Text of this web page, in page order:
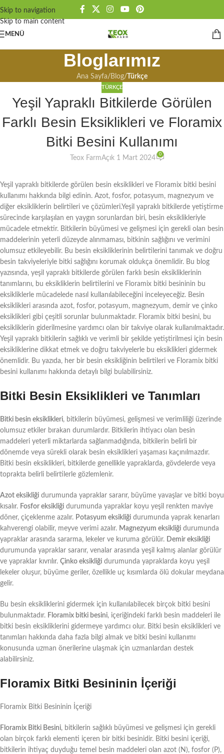
Skip to navigation
Skip to main content
MENÜ
Bloglarımız
Ana Sayfa/ Blog/ Türkçe
TÜRKÇE
Yeşil Yapraklı Bitkilerde Görülen
Farklı Besin Eksiklikleri ve Floramix
Bitki Besini Kullanımı
Teox FarmAçık 1 Mart 2024
0
Yeşil yapraklı bitkilerde görülen besin eksiklikleri ve Floramix bitki besini
kullanımı hakkında bilgi edinin. Azot, fosfor, potasyum, magnezyum ve
diğer eksikliklerin belirtileri ve çözümleri.Yeşil yapraklı bitkilerde yetiştirme
sürecinde karşılaşılan en yaygın sorunlardan biri, besin eksiklikleriyle
mücadele etmektir. Bitkilerin büyümesi ve gelişmesi için gerekli olan besin
maddelerinin yeterli düzeyde alınmaması, bitkinin sağlığını ve verimini
olumsuz etkileyebilir. Bu besin eksikliklerinin belirtilerini tanımak ve doğru
besin takviyeleriyle bitki sağlığını korumak oldukça önemlidir. Bu blog
yazısında, yeşil yapraklı bitkilerde görülen farklı besin eksikliklerinin
tanımlarını, bu eksikliklerin belirtilerini ve Floramix bitki besininin bu
eksikliklerle mücadelede nasıl kullanılabileceğini inceleyeceğiz. Besin
eksiklikleri arasında azot, fosfor, potasyum, magnezyum, demir ve çinko
eksiklikleri gibi çeşitli sorunlar bulunmaktadır. Floramix bitki besini, bu
eksikliklerin giderilmesine yardımcı olan bir takviye olarak kullanılmaktadır.
Yeşil yapraklı bitkilerin sağlıklı ve verimli bir şekilde yetiştirilmesi için besin
eksikliklerine dikkat etmek ve doğru takviyelerle bu eksiklikleri gidermek
önemlidir. Bu yazıda, her bir besin eksikliğinin belirtileri ve Floramix bitki
besini kullanımı hakkında detaylı bilgi bulabilirsiniz.
Bitki Besin Eksiklikleri ve Tanımları
Bitki besin eksiklikleri, bitkilerin büyümesi, gelişmesi ve verimliliği üzerinde
olumsuz etkiler bırakan durumlardır. Bitkilerin ihtiyacı olan besin
maddeleri yeterli miktarlarda sağlanmadığında, bitkilerin belirli bir
dönemde veya sürekli olarak besin eksiklikleri yaşaması kaçınılmazdır.
Bitki besin eksiklikleri, bitkilerde genellikle yapraklarda, gövdelerde veya
toprakta belirli belirtilerle gözlemlenir.
Azot eksikliği durumunda yapraklar sararır, büyüme yavaşlar ve bitki boyu
kısalır. Fosfor eksikliği durumunda yapraklar koyu yeşil renkten maviye
döner, çiçeklenme azalır. Potasyum eksikliği durumunda yaprak kenarları
kahverengi olabilir, meyve verimi azalır. Magnezyum eksikliği durumunda
yapraklar arasında sararma, lekeler ve kuruma görülür. Demir eksikliği
durumunda yapraklar sararır, venalar arasında yeşil kalmış alanlar görülür
ve yapraklar kıvrılır. Çinko eksikliği durumunda yapraklarda koyu yeşil
lekeler oluşur, büyüme geriler, özellikle uç kısımlarda ölü dokular meydana
gelir.
Bu besin eksikliklerini gidermek için kullanılabilecek birçok bitki besini
bulunmaktadır. Floramix bitki besini, içeriğindeki farklı besin maddeleri ile
bitki besin eksikliklerini gidermeye yardımcı olur. Bitki besin eksiklikleri ve
tanımları hakkında daha fazla bilgi almak ve bitki besini kullanımı
konusunda uzman önerilerine ulaşmak için uzmanlardan destek
alabilirsiniz.
Floramix Bitki Besininin İçeriği
Floramix Bitki Besininin İçeriği
Floramix Bitki Besini, bitkilerin sağlıklı büyümesi ve gelişmesi için gerekli
olan birçok farklı elementi içeren bir bitki besinidir. Bitki besini içeriği,
bitkilerin ihtiyaç duyduğu temel besin maddeleri olan azot (N), fosfor (P),